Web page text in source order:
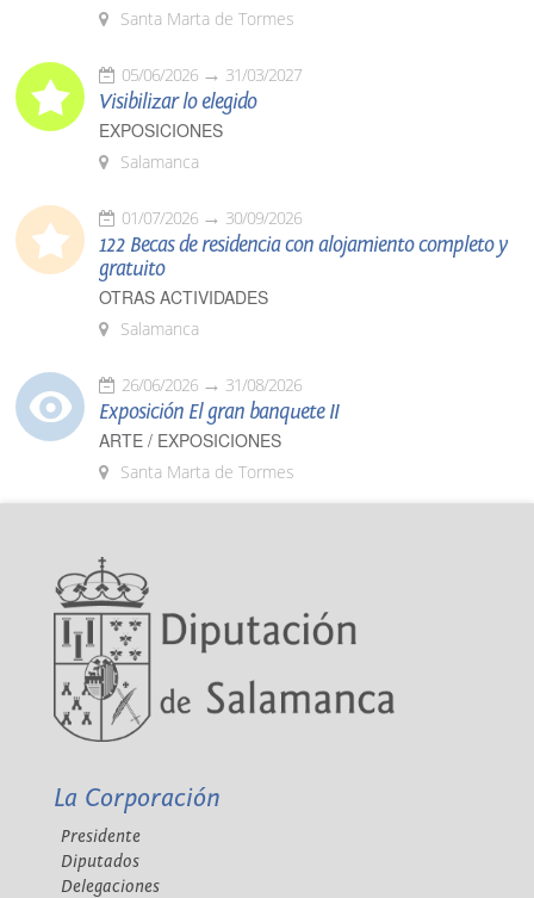
Santa Marta de Tormes
05/06/2026 31/03/2027
Visibilizar lo elegido
EXPOSICIONES
Salamanca
01/07/2026 30/09/2026
122 Becas de residencia con alojamiento completo y
gratuito
OTRAS ACTIVIDADES
Salamanca
26/06/2026 31/08/2026
Exposición El gran banquete II
ARTE / EXPOSICIONES
Santa Marta de Tormes
La Corporación
Presidente
Diputados
Delegaciones